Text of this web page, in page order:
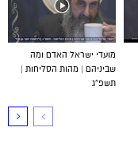
מועדי ישראל האדם ומה
שביניהם | מהות הסליחות |
תשפ”ג